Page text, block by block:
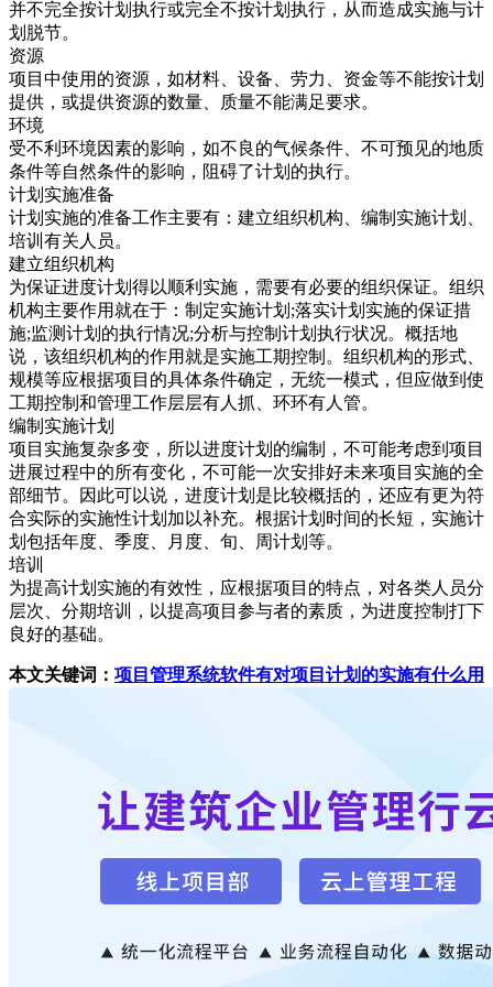
并不完全按计划执行或完全不按计划执行，从而造成实施与计
划脱节。
资源
项目中使用的资源，如材料、设备、劳力、资金等不能按计划
提供，或提供资源的数量、质量不能满足要求。
环境
受不利环境因素的影响，如不良的气候条件、不可预见的地质
条件等自然条件的影响，阻碍了计划的执行。
计划实施准备
计划实施的准备工作主要有：建立组织机构、编制实施计划、
培训有关人员。
建立组织机构
为保证进度计划得以顺利实施，需要有必要的组织保证。组织
机构主要作用就在于：制定实施计划;落实计划实施的保证措
施;监测计划的执行情况;分析与控制计划执行状况。概括地
说，该组织机构的作用就是实施工期控制。组织机构的形式、
规模等应根据项目的具体条件确定，无统一模式，但应做到使
工期控制和管理工作层层有人抓、环环有人管。
编制实施计划
项目实施复杂多变，所以进度计划的编制，不可能考虑到项目
进展过程中的所有变化，不可能一次安排好未来项目实施的全
部细节。因此可以说，进度计划是比较概括的，还应有更为符
合实际的实施性计划加以补充。根据计划时间的长短，实施计
划包括年度、季度、月度、旬、周计划等。
培训
为提高计划实施的有效性，应根据项目的特点，对各类人员分
层次、分期培训，以提高项目参与者的素质，为进度控制打下
良好的基础。
本文关键词： 项目管理系统软件有对项目计划的实施有什么用